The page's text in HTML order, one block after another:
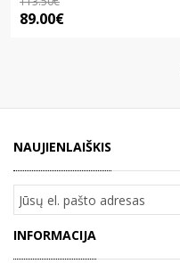
89.00€
NAUJIENLAIŠKIS
INFORMACIJA